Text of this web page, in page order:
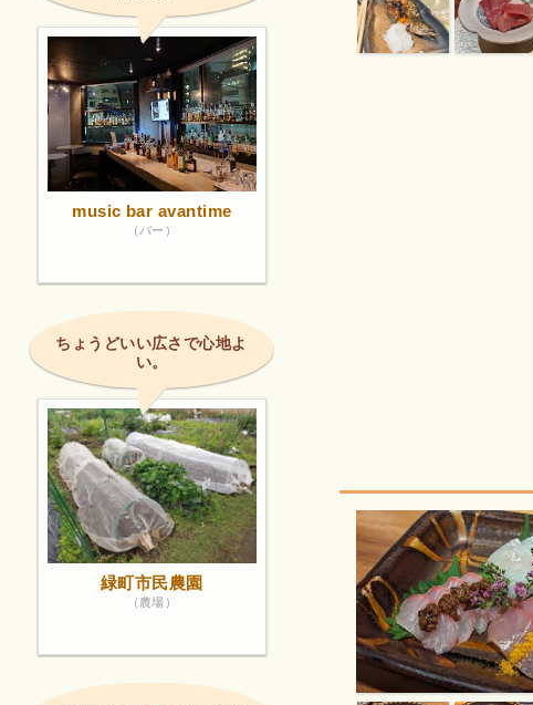
music bar avantime
（バー）
ちょうどいい広さで心地よ
い。
緑町市民農園
（農場）